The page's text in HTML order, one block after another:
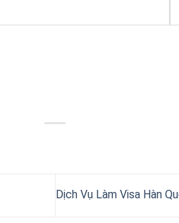
Dịch Vụ Làm Visa Hàn